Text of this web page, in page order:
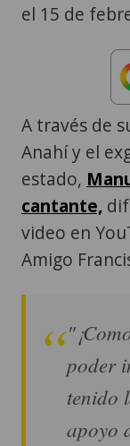
el 15 de
A través de
Anahí y el
estado,
cantante,
video en
Amigo
poder
tenido
apoyo